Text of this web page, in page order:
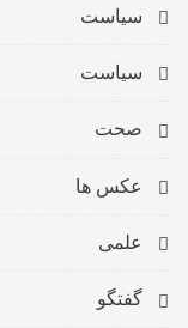
سیاست
سیاست
صحت
عکس ها
علمی
گفتگو